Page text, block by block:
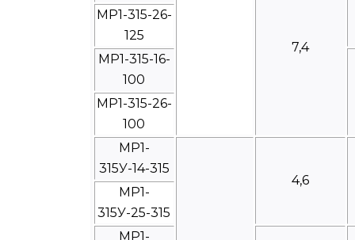
7,4
МР1-315-26-
125
МР1-315-16-
100
МР1-315-26-
100
МР1-
315У-14-315
4,6
МР1-
315У-25-315
МР1-